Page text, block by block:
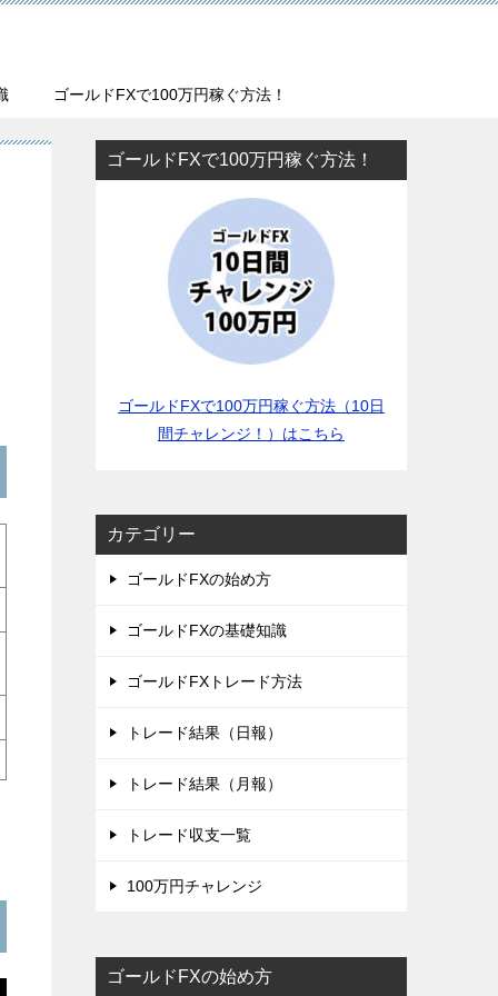
ゴールドFXで100万円稼ぐ方法！
ゴールドFXで100万円稼ぐ方法！
ゴールドFXで100万円稼ぐ方法（10日
間チャレンジ！）はこちら
カテゴリー
ゴールドFXの始め方
ゴールドFXの基礎知識
ゴールドFXトレード方法
トレード結果（日報）
トレード結果（月報）
トレード収支一覧
100万円チャレンジ
ゴールドFXの始め方